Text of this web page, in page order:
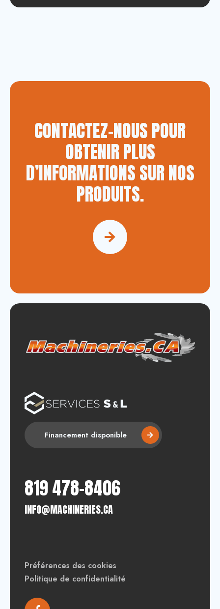
CONTACTEZ-NOUS POUR
OBTENIR PLUS
D’INFORMATIONS SUR NOS
PRODUITS.
Financement disponible
819 478-8406
INFO@MACHINERIES.CA
Préférences des cookies
Politique de confidentialité